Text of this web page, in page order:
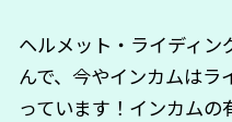
ヘルメット・ライディン
んで、今やインカムはラ
っています！インカムの